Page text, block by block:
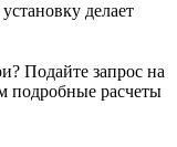
делает
Подайте запрос на
подробные расчеты